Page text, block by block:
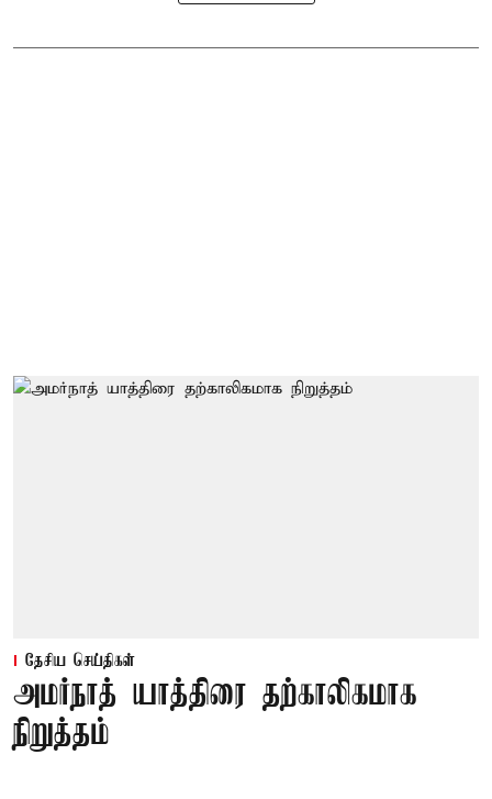
தேசிய செய்திகள்
அமர்நாத் யாத்திரை தற்காலிகமாக
நிறுத்தம்